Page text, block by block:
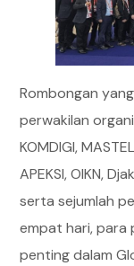
Rombongan
perwakilan
KOMDIGI,
APEKSI, OIKN,
serta sejumlah
empat hari, para
penting dalam